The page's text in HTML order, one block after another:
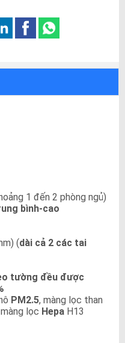
1 đến 2 phòng ngủ)
bình-cao
(dài cả 2 các tai
tường đều được
PM2.5, màng lọc than
lọc Hepa H13